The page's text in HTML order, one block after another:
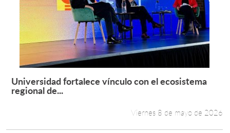
Leer más +
Universidad fortalece vínculo con el ecosistema
regional de...
Viernes 8 de mayo de 2026